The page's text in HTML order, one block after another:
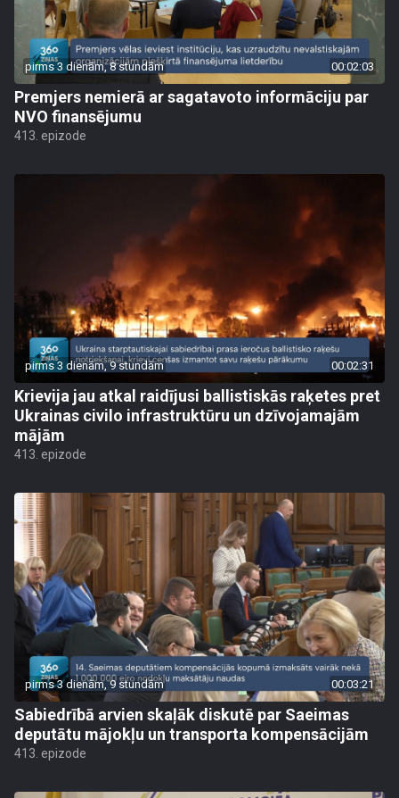
pirms 3 dienām, 8 stundām 00:02:03
Premjers nemierā ar sagatavoto informāciju par
NVO finansējumu
413. epizode
pirms 3 dienām, 9 stundām 00:02:31
Krievija jau atkal raidījusi ballistiskās raķetes pret
Ukrainas civilo infrastruktūru un dzīvojamajām
mājām
413. epizode
pirms 3 dienām, 9 stundām 00:03:21
Sabiedrībā arvien skaļāk diskutē par Saeimas
deputātu mājokļu un transporta kompensācijām
413. epizode